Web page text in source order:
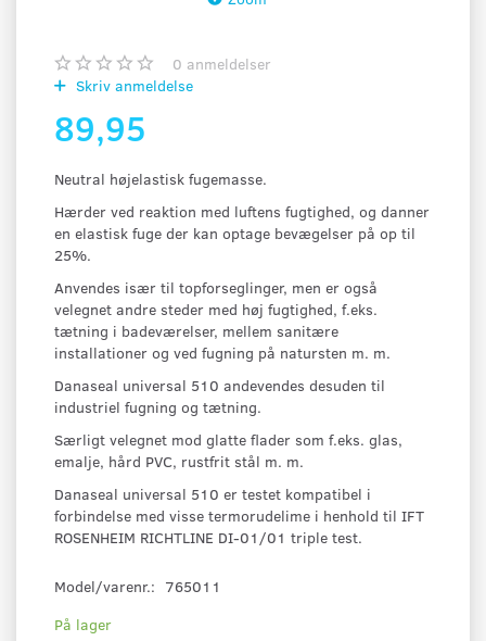
0 anmeldelser
Skriv anmeldelse
89,95
Neutral højelastisk fugemasse.
Hærder ved reaktion med luftens fugtighed, og danner
en elastisk fuge der kan optage bevægelser på op til
25%.
Anvendes især til topforseglinger, men er også
velegnet andre steder med høj fugtighed, f.eks.
tætning i badeværelser, mellem sanitære
installationer og ved fugning på natursten m. m.
Danaseal universal 510 andevendes desuden til
industriel fugning og tætning.
Særligt velegnet mod glatte flader som f.eks. glas,
emalje, hård PVC, rustfrit stål m. m.
Danaseal universal 510 er testet kompatibel i
forbindelse med visse termorudelime i henhold til IFT
ROSENHEIM RICHTLINE DI-01/01 triple test.
Model/varenr.: 765011
På lager